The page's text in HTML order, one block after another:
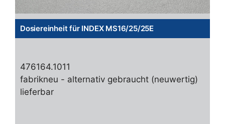
Dosiereinheit für INDEX MS16/25/25E
476164.1011
fabrikneu - alternativ gebraucht (neuwertig)
lieferbar